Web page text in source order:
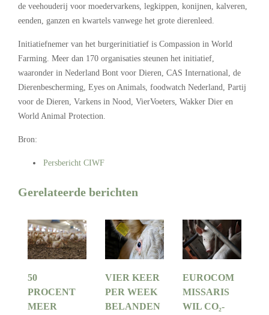
de veehouderij voor moedervarkens, legkippen, konijnen, kalveren,
eenden, ganzen en kwartels vanwege het grote dierenleed.
Initiatiefnemer van het burgerinitiatief is Compassion in World
Farming. Meer dan 170 organisaties steunen het initiatief,
waaronder in Nederland Bont voor Dieren, CAS International, de
Dierenbescherming, Eyes on Animals, foodwatch Nederland, Partij
voor de Dieren, Varkens in Nood, VierVoeters, Wakker Dier en
World Animal Protection.
Bron:
Persbericht CIWF
Gerelateerde berichten
50
PROCENT
MEER
VIER KEER
PER WEEK
BELANDEN
EUROCOM
MISSARIS
WIL CO₂-